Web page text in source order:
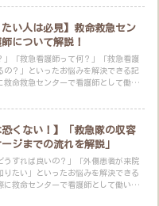
たい人は必見】救命救急セン
について解説！
」「救急看護師って何？」「救急看護
の？」といったお悩みを解決できる記
救命救急センターで看護師として働く
恐くない！】「救急隊の収容
ジまでの流れを解説」
うすれば良いの？」「外傷患者が来院
りたい」といったお悩みを解決できる
に救命センターで看護師として働いて